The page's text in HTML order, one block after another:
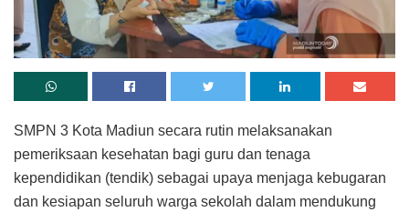
SMPN 3 Kota Madiun secara rutin melaksanakan
pemeriksaan kesehatan bagi guru dan tenaga
kependidikan (tendik) sebagai upaya menjaga kebugaran
dan kesiapan seluruh warga sekolah dalam mendukung